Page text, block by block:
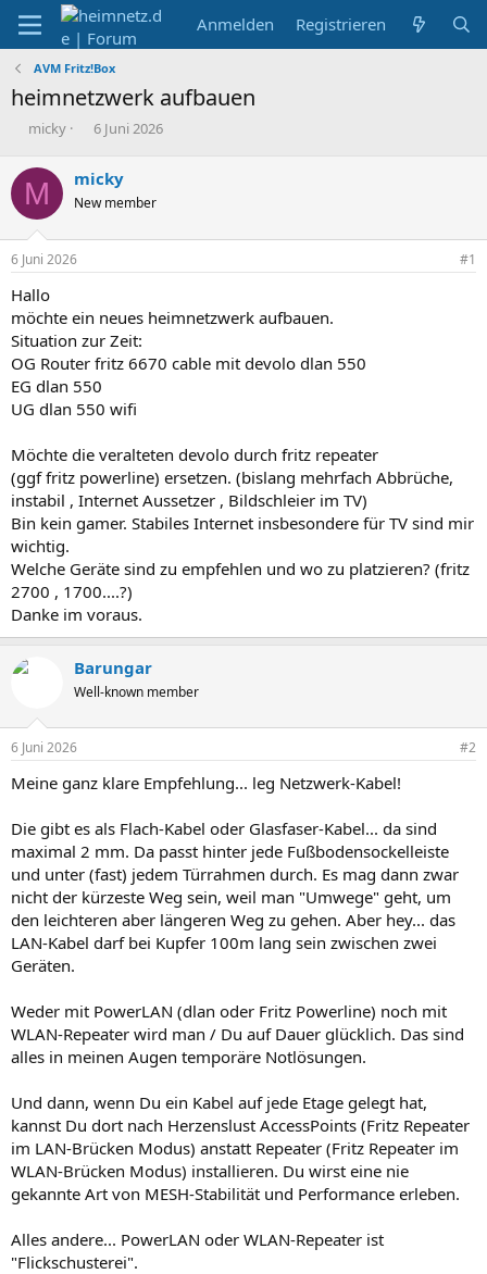
Anmelden Registrieren
AVM Fritz!Box
heimnetzwerk aufbauen
E
s
t
e
l
l
e
micky
E
t
e
l
6 Juni 2026
M micky
New member
6 Juni 2026 #1
Hallo
möchte ein neues heimnetzwerk aufbauen.
Situation zur Zeit:
OG Router fritz 6670 cable mit devolo dlan 550
EG dlan 550
UG dlan 550 wifi
Möchte die veralteten devolo durch fritz repeater
(ggf fritz powerline) ersetzen. (bislang mehrfach Abbrüche,
instabil , Internet Aussetzer , Bildschleier im TV)
Bin kein gamer. Stabiles Internet insbesondere für TV sind mir
wichtig.
Welche Geräte sind zu empfehlen und wo zu platzieren? (fritz
2700 , 1700....?)
Danke im voraus.
Barungar
Well-known member
6 Juni 2026 #2
Meine ganz klare Empfehlung... leg Netzwerk-Kabel!
Die gibt es als Flach-Kabel oder Glasfaser-Kabel... da sind
maximal 2 mm. Da passt hinter jede Fußbodensockelleiste
und unter (fast) jedem Türrahmen durch. Es mag dann zwar
nicht der kürzeste Weg sein, weil man "Umwege" geht, um
den leichteren aber längeren Weg zu gehen. Aber hey... das
LAN-Kabel darf bei Kupfer 100m lang sein zwischen zwei
Geräten.
Weder mit PowerLAN (dlan oder Fritz Powerline) noch mit
WLAN-Repeater wird man / Du auf Dauer glücklich. Das sind
alles in meinen Augen temporäre Notlösungen.
Und dann, wenn Du ein Kabel auf jede Etage gelegt hat,
kannst Du dort nach Herzenslust AccessPoints (Fritz Repeater
im LAN-Brücken Modus) anstatt Repeater (Fritz Repeater im
WLAN-Brücken Modus) installieren. Du wirst eine nie
gekannte Art von MESH-Stabilität und Performance erleben.
Alles andere... PowerLAN oder WLAN-Repeater ist
"Flickschusterei".